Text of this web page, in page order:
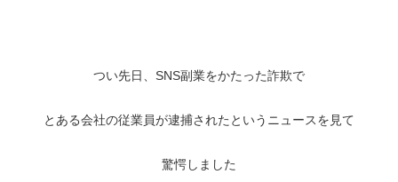
つい先日、SNS副業をかたった詐欺で
とある会社の従業員が逮捕されたというニュースを見て
驚愕しました